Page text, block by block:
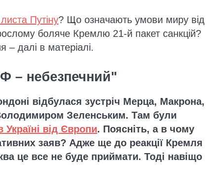
Путіну? Що означають умови миру від
боляче Кремлю 21-й пакет санкцій?
– далі в матеріалі.
– небезпечний"
відбулася зустріч Мерца, Макрона,
Зеленським. Там були
від Європи. Поясніть, а в чому
заяв? Адже ще до реакції Кремля
це все не буде приймати. Тоді навіщо